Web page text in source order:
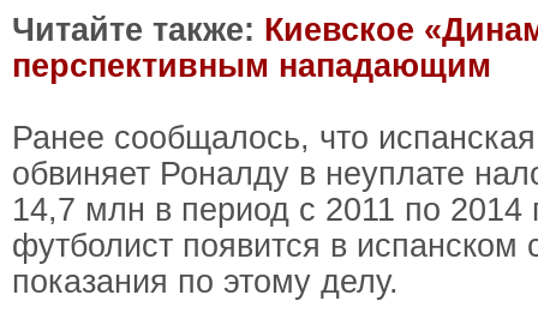
Читайте также: Киевское
перспективным нападающим
Ранее сообщалось, что
обвиняет Роналду в неуплате
14,7 млн в период с 2011 по 2014
футболист появится в испанском
показания по этому делу.